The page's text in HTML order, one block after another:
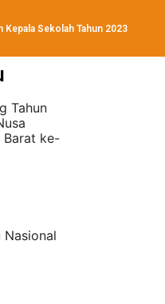
Kepala Sekolah Tahun 2023
Tahun
Barat ke-
Nasional